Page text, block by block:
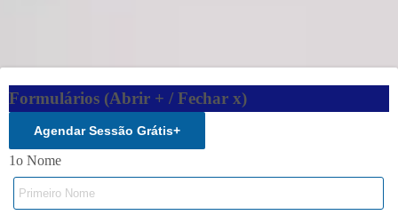
Formulários (Abrir + / Fechar x)
Agendar Sessão Grátis+
1o Nome